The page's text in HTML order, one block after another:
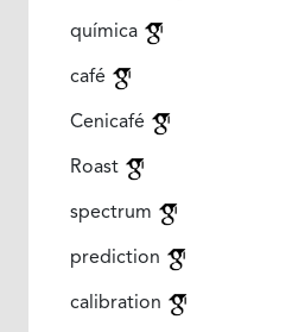
química
café
Cenicafé
Roast
spectrum
prediction
calibration